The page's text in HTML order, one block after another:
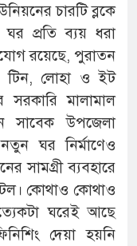
চারটি ব্লকে
প্রতি ব্যয় ধরা
রয়েছে, পুরাতন
টিন, লোহা ও ইট
মালামাল
সাবেক উপজেলা
ঘর নির্মাণেও
সামগ্রী ব্যবহারে
কোথাও কোথাও
ঘরেই আছে
দেয়া হয়নি